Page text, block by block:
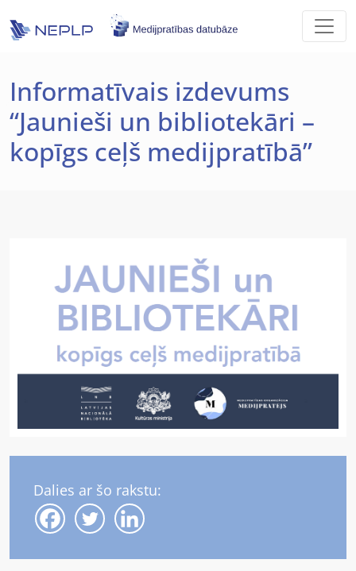
Informatīvais izdevums
“Jaunieši un bibliotekāri –
kopīgs ceļš medijpratībā”
Dalies ar šo rakstu: